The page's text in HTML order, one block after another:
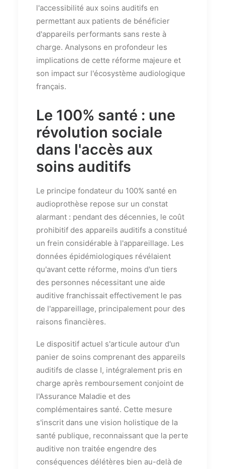
l'accessibilité aux soins auditifs en
permettant aux patients de bénéficier
d'appareils performants sans reste à
charge. Analysons en profondeur les
implications de cette réforme majeure et
son impact sur l'écosystème audiologique
français.
Le 100% santé : une
révolution sociale
dans l'accès aux
soins auditifs
Le principe fondateur du 100% santé en
audioprothèse repose sur un constat
alarmant : pendant des décennies, le coût
prohibitif des appareils auditifs a constitué
un frein considérable à l'appareillage. Les
données épidémiologiques révélaient
qu'avant cette réforme, moins d'un tiers
des personnes nécessitant une aide
auditive franchissait effectivement le pas
de l'appareillage, principalement pour des
raisons financières.
Le dispositif actuel s'articule autour d'un
panier de soins comprenant des appareils
auditifs de classe I, intégralement pris en
charge après remboursement conjoint de
l'Assurance Maladie et des
complémentaires santé. Cette mesure
s'inscrit dans une vision holistique de la
santé publique, reconnaissant que la perte
auditive non traitée engendre des
conséquences délétères bien au-delà de